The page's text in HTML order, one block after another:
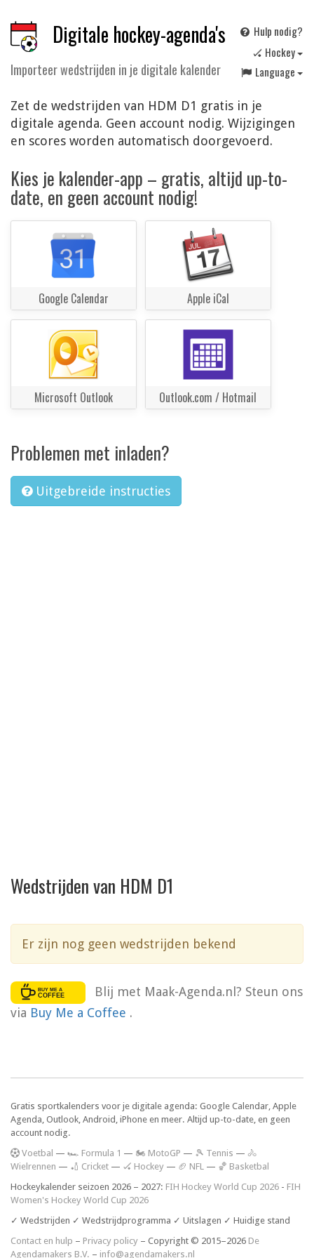
Digitale hockey-agenda's
Importeer wedstrijden in je digitale kalender
Hulp nodig?
🏑 Hockey
Language
Zet de wedstrijden van HDM D1 gratis in je
digitale agenda. Geen account nodig. Wijzigingen
en scores worden automatisch doorgevoerd.
Kies je kalender-app – gratis, altijd up-to-
date, en geen account nodig!
Google Calendar Apple iCal
Microsoft Outlook Outlook.com / Hotmail
Problemen met inladen?
Uitgebreide instructies
Wedstrijden van HDM D1
Er zijn nog geen wedstrijden bekend
Blij met Maak-Agenda.nl? Steun ons
via Buy Me a Coffee .
Gratis sportkalenders voor je digitale agenda: Google Calendar, Apple
Agenda, Outlook, Android, iPhone en meer. Altijd up-to-date, en geen
account nodig.
Voetbal — 🏎️ Formula 1 — 🏍 MotoGP — 🎾 Tennis — 🚴
Wielrennen — 🏏 Cricket — 🏑 Hockey — 🏈 NFL — 🏀 Basketbal
Hockeykalender seizoen 2026 – 2027: FIH Hockey World Cup 2026 - FIH
Women's Hockey World Cup 2026
✓ Wedstrijden ✓ Wedstrijdprogramma ✓ Uitslagen ✓ Huidige stand
Contact en hulp – Privacy policy – Copyright © 2015–2026 De
Agendamakers B.V. – info@agendamakers.nl